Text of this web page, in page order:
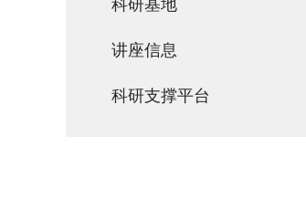
科研基地
讲座信息
科研支撑平台